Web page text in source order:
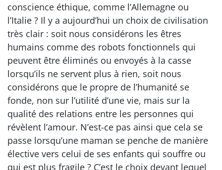
conscience éthique, comme l’Allemagne ou
l’Italie ? Il y a aujourd’hui un choix de civilisation
très clair : soit nous considérons les êtres
humains comme des robots fonctionnels qui
peuvent être éliminés ou envoyés à la casse
lorsqu’ils ne servent plus à rien, soit nous
considérons que le propre de l’humanité se
fonde, non sur l’utilité d’une vie, mais sur la
qualité des relations entre les personnes qui
révèlent l’amour. N’est-ce pas ainsi que cela se
passe lorsqu’une maman se penche de manière
élective vers celui de ses enfants qui souffre ou
qui est plus fragile ? C’est le choix devant lequel